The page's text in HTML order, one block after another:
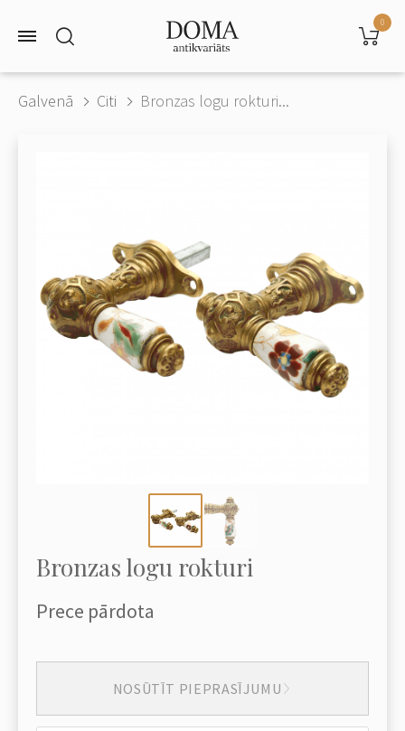
0
Galvenā Citi Bronzas logu rokturi...
Bronzas logu rokturi
Prece pārdota
NOSŪTĪT PIEPRASĪJUMU